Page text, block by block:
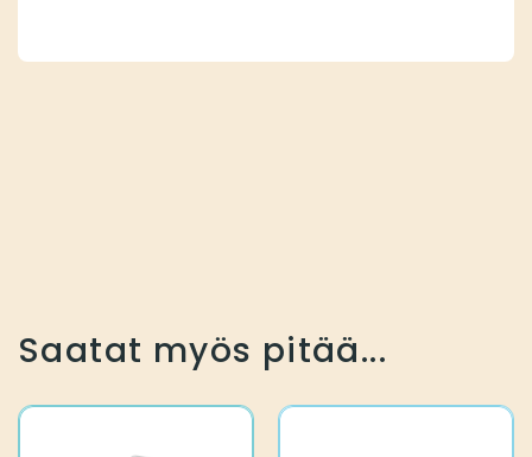
Saatat myös pitää...